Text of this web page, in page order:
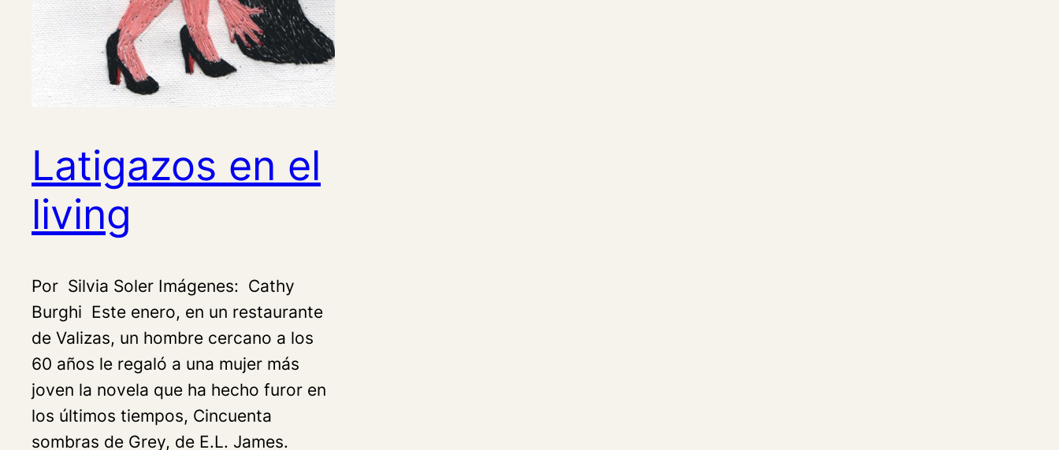
Latigazos en el
living
Por Silvia Soler Imágenes: Cathy
Burghi Este enero, en un restaurante
de Valizas, un hombre cercano a los
60 años le regaló a una mujer más
joven la novela que ha hecho furor en
los últimos tiempos, Cincuenta
sombras de Grey, de E.L. James.